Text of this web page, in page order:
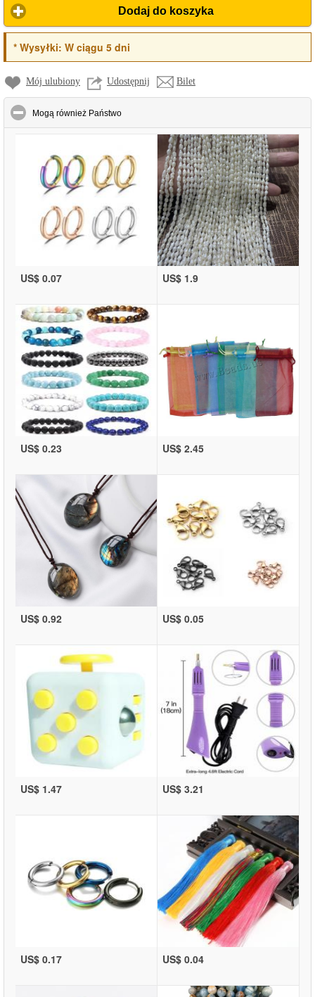
Dodaj do koszyka
*Wysyłki: W ciągu 5 dni
Mój ulubiony Udostępnij Bilet
Mogą również Państwo
US$ 0.07 US$ 1.9
US$ 0.23 US$ 2.45
US$ 0.92 US$ 0.05
US$ 1.47 US$ 3.21
US$ 0.17 US$ 0.04